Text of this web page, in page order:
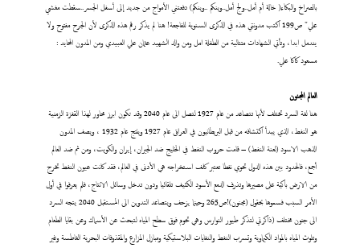
بالصراخ والبكاء( خالة أم أمل..ولج أمل..وينكم ..وينكم) دفعتني الأمواج من جديد إلى أسفل الجسر..سقطت مغشي
علي" ص199 اكتب مدونتي هذه في الذكرى السنوية للفاجعة! هنا لم يذكر رقم هذه الذكرى لأن الجرح مفتوح ولا
يندمل ابدا، وتأتي الشهادات متتالية من الطفلة امل ومن والد الشهيد عثمان علي العبيدي ومن المدون المحايد :
مسعود كاكا علي.
العالم المجنون
هنا لغة السرد تختلف لأنها تتصاعد من عام 1927 لتصل الى عام 2040 وقد تكون ابرز محاور لهذا القفزة الزمنية
هو النفط، الذي يبدأ اكتشافه من قبل البريطانيون في العراق عام 1927 وينتج عام 1932 ، ويصف المدون
الذهب الاسود (لعنة النفط) – قامت حروب النفط في الخليج ضد الجيران، إيران والكويت، ومن ثم ضد العالم
أجمع، فالحدود بين هذه الدول تحوي نفطا تعتبر كلف استخراجه هي الأدنى في العالم، فقد كانت عيون النفط تخرج
من الارض باكية على مصيرها وتذرف الدمع الأسود الكثيف تلقائيا ودون تدخل وسائل الانتاج، فلم يعرفوا في أول
الأمر السبب فسموها بحقول (مجنون)!ص265 وحينما يزحف ويتصاعد التدوين الى المستقبل 2040 يتجه السرد
الى جنون مختلف (ذاكرتي لتذكر طيور النوارس وهي تحوم فوق سطح المياه لتبحث عن الأسماك وعن بقايا الطعام
وتلوث المياه بالمواد الكيماوية وتسرب النفط والنفايات البلاستيكية ومبازل المزارع والمقذوفات البحرية الغاطسة وغير